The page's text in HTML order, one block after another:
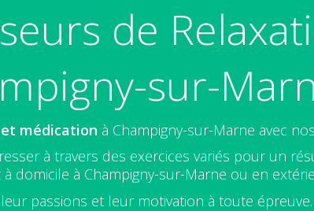
de
sur-
médication à Champigny-sur-Marne avec
à travers des exercices variés pour un
domicile à Champigny-sur-Marne ou en
passions et leur motivation à toute